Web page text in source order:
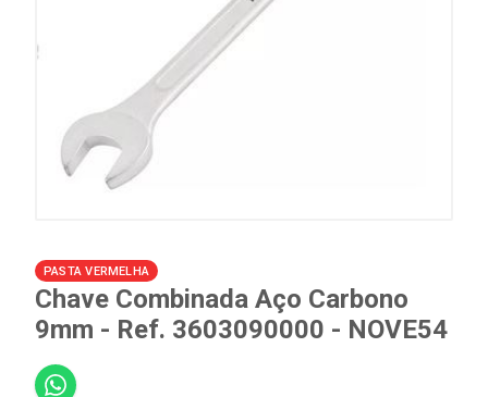
PASTA VERMELHA
Chave Combinada Aço Carbono
9mm - Ref. 3603090000 - NOVE54